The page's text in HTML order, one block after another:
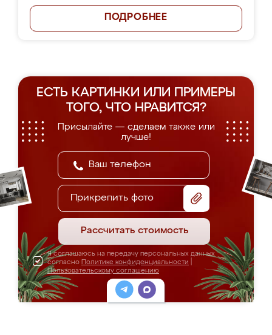
ПОДРОБНЕЕ
ЕСТЬ КАРТИНКИ ИЛИ ПРИМЕРЫ
ТОГО, ЧТО НРАВИТСЯ?
Присылайте — сделаем также или
лучше!
Прикрепить фото
Рассчитать стоимость
Я соглашаюсь на передачу персональных данных
согласно Политике конфиденциальности
Пользовательскому соглашению